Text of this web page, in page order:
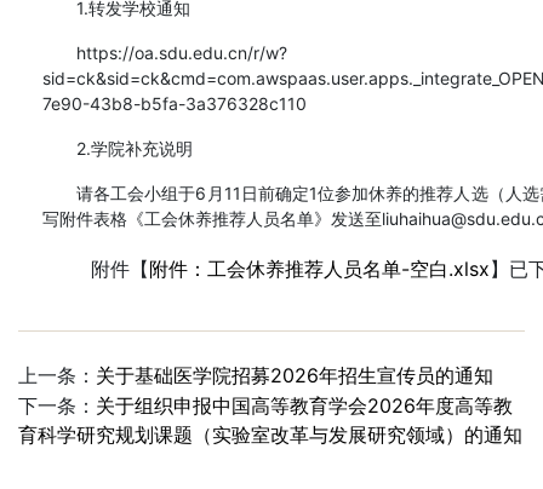
1.转发学校通知
https://oa.sdu.edu.cn/r/w?
7e90-43b8-b5fa-3a376328c110
2.学院补充说明
请各工会小组于6月11日前确定1位参加休养的推荐人选（人
写附件表格《工会休养推荐人员名单》发送至
附件【附件：工会休养推荐人员名单-空白.xlsx】已
上一条： 关于基础医学院招募2026年招生宣传员的通知
下一条： 关于组织申报中国高等教育学会2026年度高等教
育科学研究规划课题（实验室改革与发展研究领域）的通知